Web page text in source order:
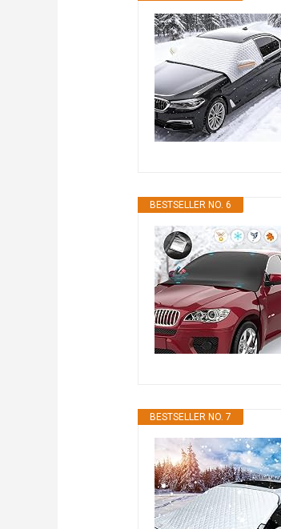
BESTSELLER NO. 6
BESTSELLER NO. 7